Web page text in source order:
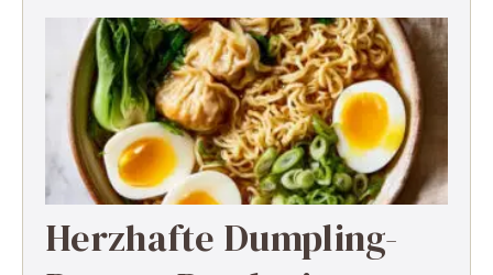
Herzhafte Dumpling-